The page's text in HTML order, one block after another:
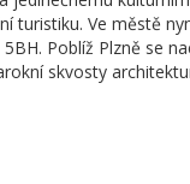
turistiku. Ve městě
Poblíž Plzně se
skvosty